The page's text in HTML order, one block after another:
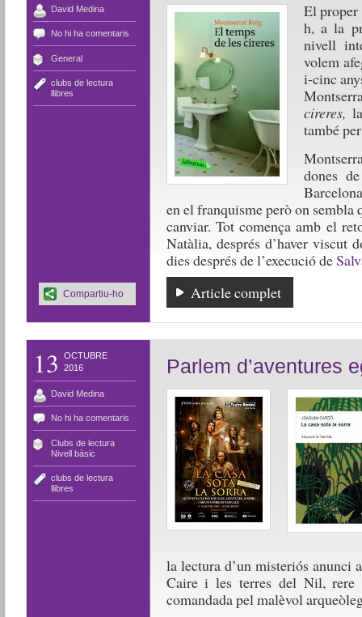
David Medina
No hi ha comentaris
General
clubs de lectura,
llibres
El proper
h, a la
nivell
volem
i-cinc
cireres,
també
dones
en el franquisme però on sembla
canviar. Tot comença amb el
Natàlia, després d’haver viscut
dies després de l’execució de
Article complet
Compartiu-ho
13
OCTUBRE
2016
David Medina
No hi ha comentaris
Clubs de lectura,
Nivell bàsic
clubs de lectura,
llibres
Parlem d’aventures
la lectura d’un misteriós
Caire i les terres del Nil, rere
comandada pel malèvol